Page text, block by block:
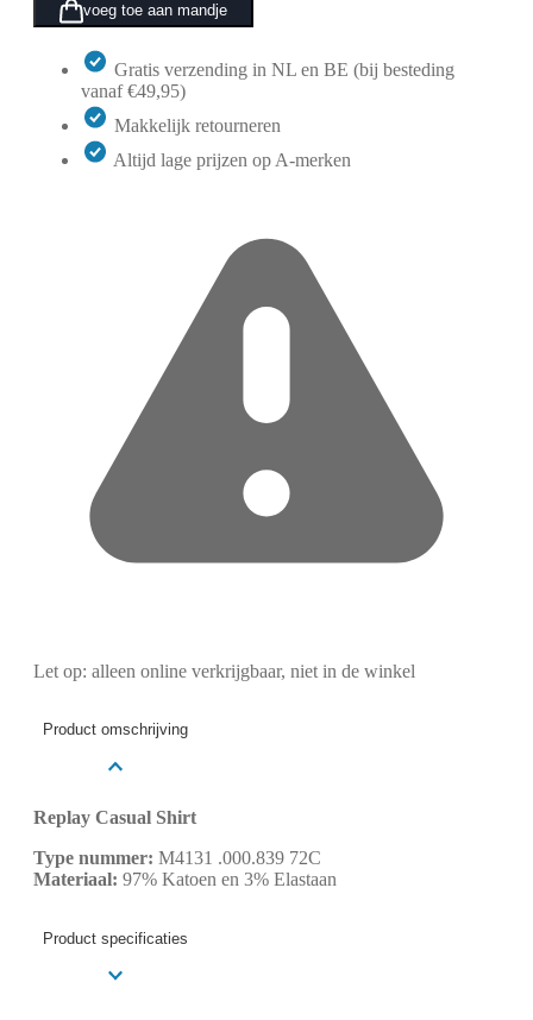
voeg toe aan mandje
Gratis verzending in NL en BE (bij besteding
vanaf €49,95)
Makkelijk retourneren
Altijd lage prijzen op A-merken
Let op: alleen online verkrijgbaar, niet in de winkel
Product omschrijving
Replay Casual Shirt
Type nummer: M4131 .000.839 72C
Materiaal: 97% Katoen en 3% Elastaan
Product specificaties